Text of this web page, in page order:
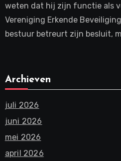
weten dat hij zijn functie als
Vereniging Erkende
bestuur betreurt zijn besluit,
Archieven
juli 2026
juni 2026
mei 2026
april 2026